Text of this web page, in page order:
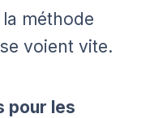
méthode
voient vite.
pour les